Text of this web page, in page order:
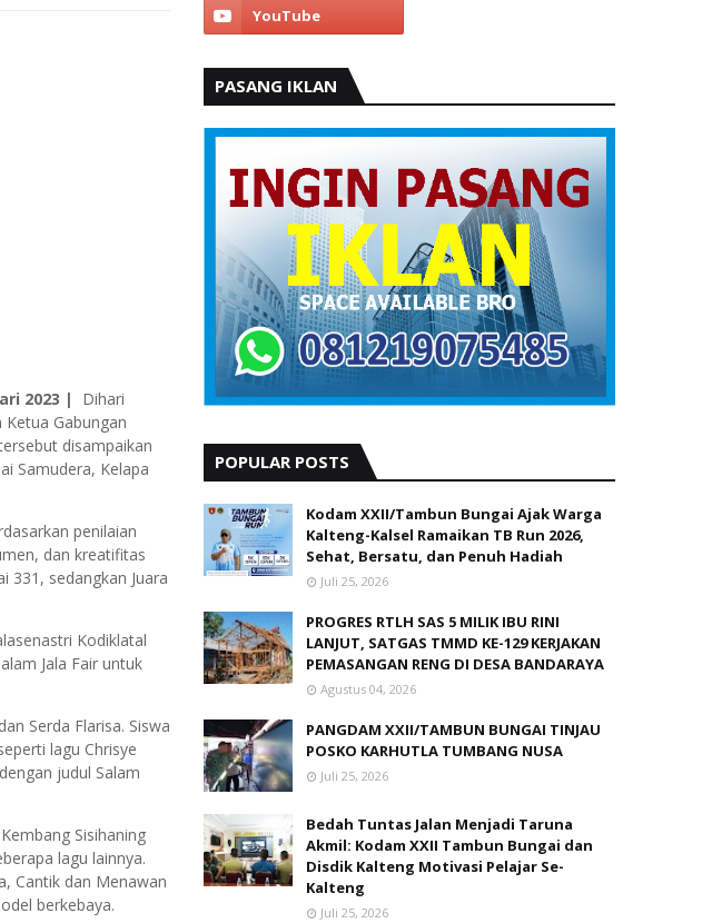
2023 |
Dihari
Ketua Gabungan
disampaikan
Samudera, Kelapa
penilaian
dan kreatifitas
331, sedangkan Juara
Kodiklatal
Jala Fair untuk
Serda Flarisa. Siswa
lagu Chrisye
judul Salam
Sisihaning
lagu lainnya.
Cantik dan Menawan
berkebaya.
PASANG IKLAN
POPULAR POSTS
Kodam XXII/Tambun Bungai Ajak Warga
Kalteng-Kalsel Ramaikan TB Run 2026,
Sehat, Bersatu, dan Penuh Hadiah
Juli 25, 2026
PROGRES RTLH SAS 5 MILIK IBU RINI
LANJUT, SATGAS TMMD KE-129 KERJAKAN
PEMASANGAN RENG DI DESA BANDARAYA
Agustus 04, 2026
PANGDAM XXII/TAMBUN BUNGAI TINJAU
POSKO KARHUTLA TUMBANG NUSA
Juli 25, 2026
Bedah Tuntas Jalan Menjadi Taruna
Akmil: Kodam XXII Tambun Bungai dan
Disdik Kalteng Motivasi Pelajar Se-
Kalteng
Juli 25, 2026